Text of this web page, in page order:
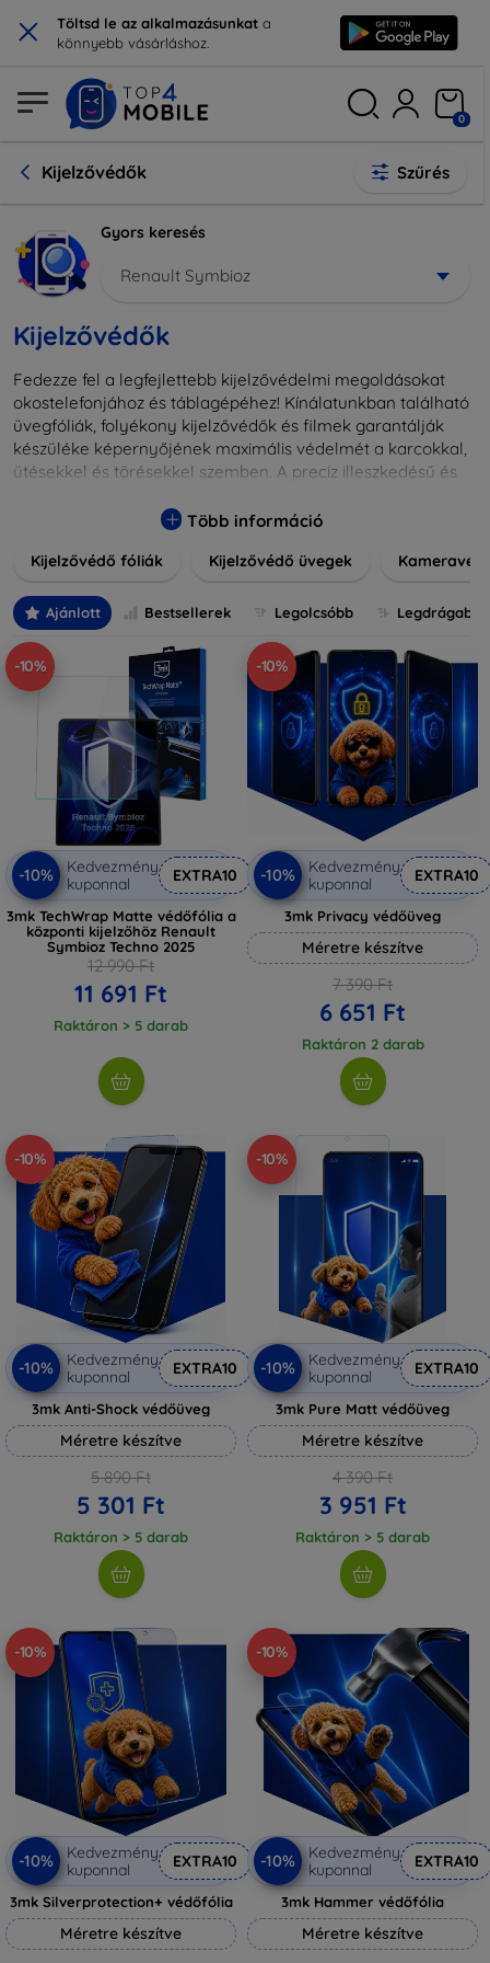
× Töltsd le az alkalmazásunkat a
könnyebb vásárláshoz.
0
Kijelzővédők Szűrés
Gyors keresés
Renault Symbioz
Kijelzővédők
Fedezze fel a legfejlettebb kijelzővédelmi megoldásokat
okostelefonjához és táblagépéhez! Kínálatunkban található
üvegfóliák, folyékony kijelzővédők és filmek garantálják
készüléke képernyőjének maximális védelmét a karcokkal,
ütésekkel és törésekkel szemben. A precíz illeszkedésű és
hanem kristálytiszta képet is biztosítanak, megőrzi a
méretű és stílusú kijelzővédőink közül, hogy a
Legyen szó teljes fedésről vagy íves kijelzővédelemről, a
minőséget szem előtt tartva kínálunk megoldásokat
minden eszközre.
Több információ
Kijelzővédő fóliák Kijelzővédő üvegek
Ajánlott Bestsellerek Legolcsóbb Legdrágabb
-10%
-10%
Kedvezmény
kuponnal
EXTRA10
3mk TechWrap Matte védőfólia a
központi kijelzőhöz Renault
Symbioz Techno 2025
12 990 Ft
11 691 Ft
Raktáron > 5 darab
-10%
-10%
Kedvezmény
kuponnal
EXTRA10
3mk Privacy védőüveg
Méretre készítve
7 390 Ft
6 651 Ft
Raktáron 2 darab
-10%
-10%
Kedvezmény
kuponnal
EXTRA10
3mk Anti-Shock védőüveg
Méretre készítve
5 890 Ft
5 301 Ft
Raktáron > 5 darab
-10%
-10%
Kedvezmény
kuponnal
EXTRA10
3mk Pure Matt védőüveg
Méretre készítve
4 390 Ft
3 951 Ft
Raktáron > 5 darab
-10%
-10%
Kedvezmény
kuponnal
EXTRA10
3mk Silverprotection+ védőfólia
Méretre készítve
-10%
-10%
Kedvezmény
kuponnal
EXTRA10
3mk Hammer védőfólia
Méretre készítve